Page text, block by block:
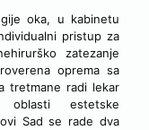
oka, u kabinetu
pristup za
zatezanje
oprema sa
tretmane radi lekar
estetske
Sad se rade dva